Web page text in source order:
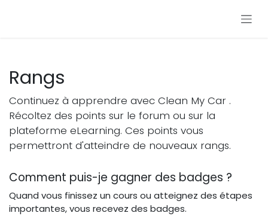
Rangs
Continuez à apprendre avec Clean My Car .
Récoltez des points sur le forum ou sur la
plateforme eLearning. Ces points vous
permettront d'atteindre de nouveaux rangs.
Comment puis-je gagner des badges ?
Quand vous finissez un cours ou atteignez des étapes
importantes, vous recevez des badges.